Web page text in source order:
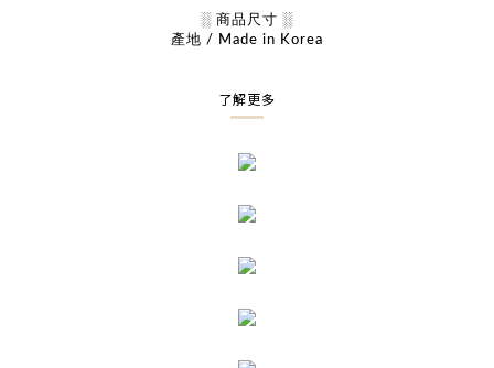
░ 商品尺寸 ░
產地 / Made in Korea
了解更多